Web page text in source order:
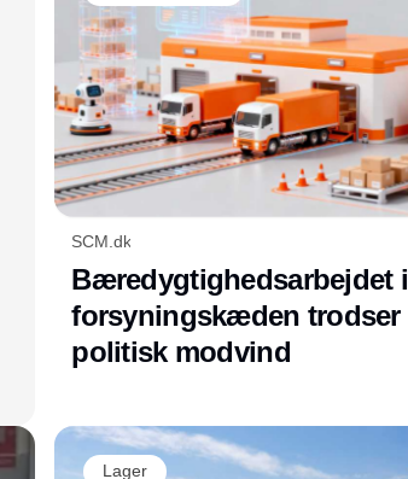
SCM.dk
Bæredygtighedsarbejdet i
forsyningskæden trodser
politisk modvind
Lager